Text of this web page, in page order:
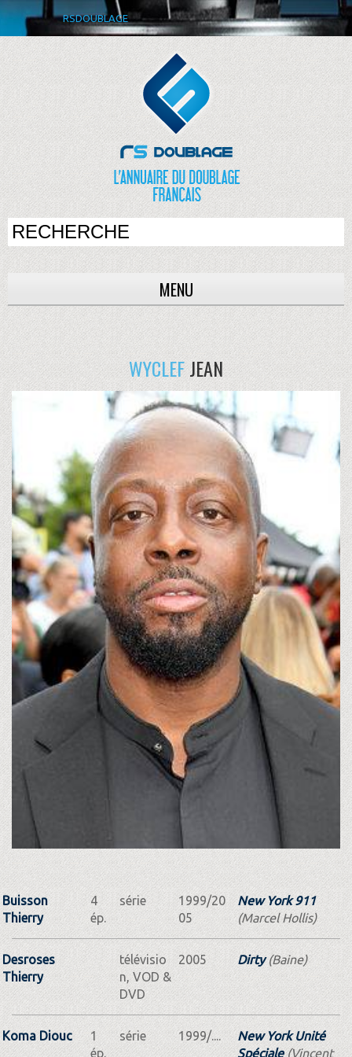
RSDOUBLAGE
MENU
WYCLEFJEAN
Buisson
Thierry
4
ép.
série
1999/20
05
New York 911
(Marcel Hollis)
Desroses
Thierry
télévisio
n, VOD &
DVD
2005 Dirty(Baine)
Koma Diouc
1
ép.
série 1999/....
New York Unité
Spéciale(Vincent